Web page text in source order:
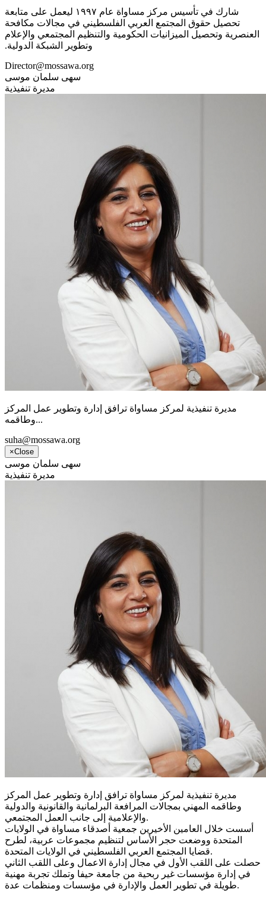
شارك في تأسيس مركز مساواة عام ١٩٩٧ ليعمل على متابعة
تحصيل حقوق المجتمع العربي الفلسطيني في مجالات مكافحة
العنصرية وتحصيل الميزانيات الحكومية والتنظيم المجتمعي والإعلام
وتطوير الشبكة الدولية.
Director@mossawa.org
سهى سلمان موسى
مديرة تنفيذية
مديرة تنفيذية لمركز مساواة ترافق إدارة وتطوير عمل المركز
وطاقمه...
suha@mossawa.org
×Close
سهى سلمان موسى
مديرة تنفيذية
مديرة تنفيذية لمركز مساواة ترافق إدارة وتطوير عمل المركز
وطاقمه المهني بمجالات المرافعة البرلمانية والقانونية والدولية
والإعلامية إلى جانب العمل المجتمعي.
أسست خلال العامين الأخيرين جمعية أصدقاء مساواة في الولايات
المتحدة ووضعت حجر الأساس لتنظيم مجموعات عربية، لطرح
قضايا المجتمع العربي الفلسطيني في الولايات المتحدة.
حصلت على اللقب الأول في مجال إدارة الاعمال وعلى اللقب الثاني
في إدارة مؤسسات غير ربحية من جامعة حيفا وتملك تجربة مهنية
طويلة في تطوير العمل والإدارة في مؤسسات ومنظمات عدة.